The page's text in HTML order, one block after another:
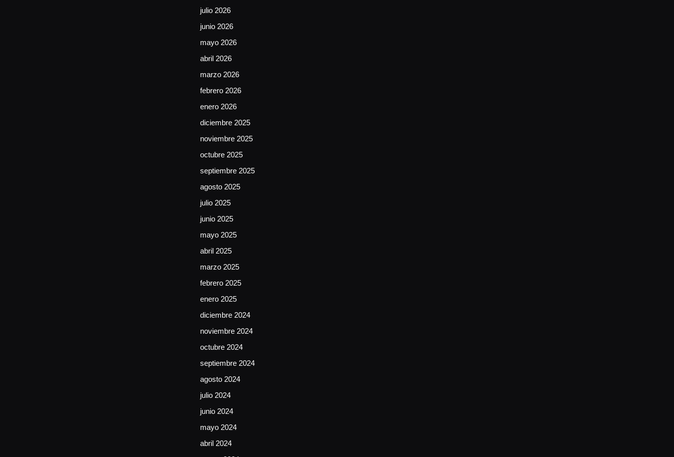
julio 2026
junio 2026
mayo 2026
abril 2026
marzo 2026
febrero 2026
enero 2026
diciembre 2025
noviembre 2025
octubre 2025
septiembre 2025
agosto 2025
julio 2025
junio 2025
mayo 2025
abril 2025
marzo 2025
febrero 2025
enero 2025
diciembre 2024
noviembre 2024
octubre 2024
septiembre 2024
agosto 2024
julio 2024
junio 2024
mayo 2024
abril 2024